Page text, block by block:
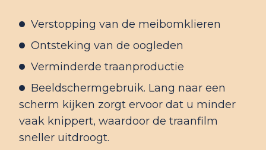
Verstopping van de meibomklieren
Ontsteking van de oogleden
Verminderde traanproductie
Beeldschermgebruik. Lang naar een
scherm kijken zorgt ervoor dat u minder
vaak knippert, waardoor de traanfilm
sneller uitdroogt.